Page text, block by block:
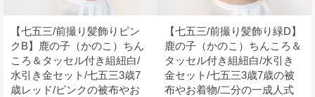
【七五三/前撮り髪飾りピン
クB】鹿の子（かのこ）ちん
ころ＆タッセル付き組紐白/
水引き金セット/七五三3歳7
歳レッド/ピンクの被布やお
【七五三/前撮り髪飾り緑D】
鹿の子（かのこ）ちんころ＆
タッセル付き組紐白/水引き
金セット/七五三3歳7歳の被
布やお着物/二分の一成人式